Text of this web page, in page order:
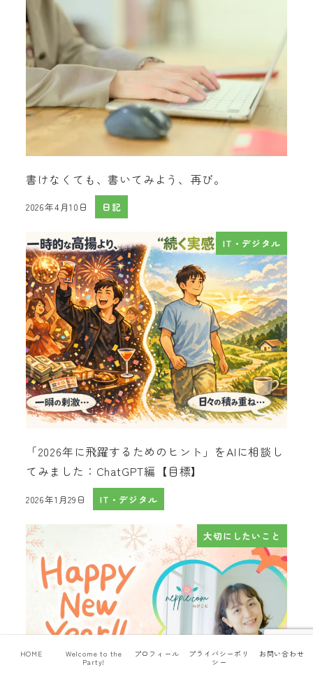
書けなくても、書いてみよう、再び。
投稿日
2026年4月10日 日記
IT・デジタル
「2026年に飛躍するためのヒント」をAIに相談し
てみました：ChatGPT編【目標】
投稿日
2026年1月29日 IT・デジタル
大切にしたいこと
HOME
Welcome to the
Party!
プロフィール
プライバシーポリ
シー
お問い合わせ